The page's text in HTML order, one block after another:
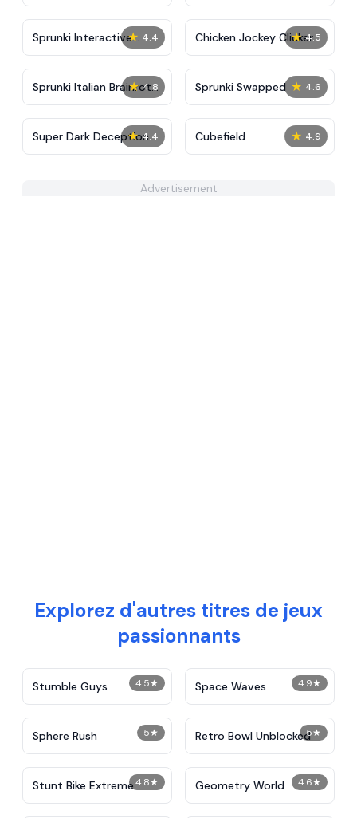
★ 4.4
Sprunki Interactive
Tunner
★ 4.5
Chicken Jockey Clicker
★ 4.8
Sprunki Italian Brainrot
Mod
★ 4.6
Sprunki Swapped
★ 4.4
Super Dark Deception ★ 4.9
Cubefield
Advertisement
Explorez d'autres titres de jeux
passionnants
4.5★
Stumble Guys 4.9★
Space Waves
5★
Sphere Rush 5★
Retro Bowl Unblocked
4.8★
Stunt Bike Extreme 4.6★
Geometry World